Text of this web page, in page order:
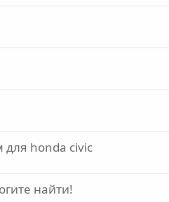
для honda civic
найти!